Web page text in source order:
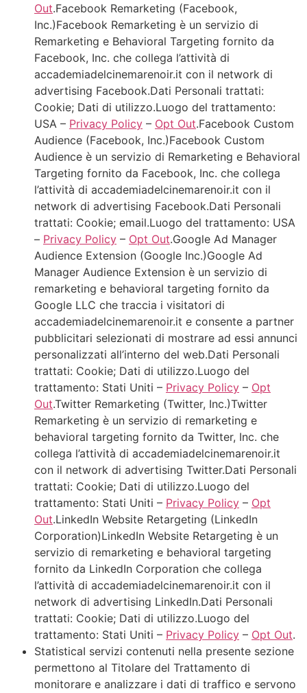
Out.Facebook Remarketing (Facebook,
Inc.)Facebook Remarketing è un servizio di
Remarketing e Behavioral Targeting fornito da
Facebook, Inc. che collega l’attività di
accademiadelcinemarenoir.it con il network di
advertising Facebook.Dati Personali trattati:
Cookie; Dati di utilizzo.Luogo del trattamento:
USA – Privacy Policy – Opt Out.Facebook Custom
Audience (Facebook, Inc.)Facebook Custom
Audience è un servizio di Remarketing e Behavioral
Targeting fornito da Facebook, Inc. che collega
l’attività di accademiadelcinemarenoir.it con il
network di advertising Facebook.Dati Personali
trattati: Cookie; email.Luogo del trattamento: USA
– Privacy Policy – Opt Out.Google Ad Manager
Audience Extension (Google Inc.)Google Ad
Manager Audience Extension è un servizio di
remarketing e behavioral targeting fornito da
Google LLC che traccia i visitatori di
accademiadelcinemarenoir.it e consente a partner
pubblicitari selezionati di mostrare ad essi annunci
personalizzati all’interno del web.Dati Personali
trattati: Cookie; Dati di utilizzo.Luogo del
trattamento: Stati Uniti – Privacy Policy – Opt
Out.Twitter Remarketing (Twitter, Inc.)Twitter
Remarketing è un servizio di remarketing e
behavioral targeting fornito da Twitter, Inc. che
collega l’attività di accademiadelcinemarenoir.it
con il network di advertising Twitter.Dati Personali
trattati: Cookie; Dati di utilizzo.Luogo del
trattamento: Stati Uniti – Privacy Policy – Opt
Out.LinkedIn Website Retargeting (LinkedIn
Corporation)LinkedIn Website Retargeting è un
servizio di remarketing e behavioral targeting
fornito da LinkedIn Corporation che collega
l’attività di accademiadelcinemarenoir.it con il
network di advertising LinkedIn.Dati Personali
trattati: Cookie; Dati di utilizzo.Luogo del
trattamento: Stati Uniti – Privacy Policy – Opt Out.
StatisticaI servizi contenuti nella presente sezione
permettono al Titolare del Trattamento di
monitorare e analizzare i dati di traffico e servono